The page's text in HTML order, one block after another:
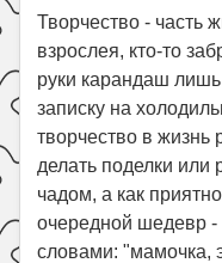
Психология
Летом!
Творчество - часть
взрослея, кто-то
руки карандаш
записку на
творчество в жизнь
делать поделки или
чадом, а как
очередной шедевр -
словами: "мамочка,